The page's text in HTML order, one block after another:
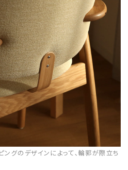
グのデザインによって、輪郭が際立ち